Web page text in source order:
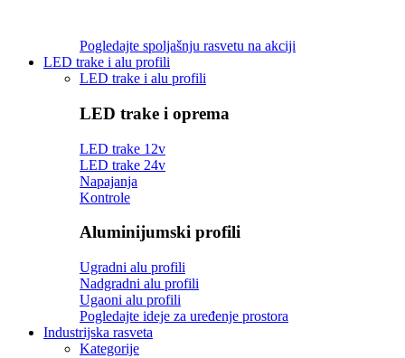
Pogledajte spoljašnju rasvetu na akciji
LED trake i alu profili
LED trake i alu profili
LED trake i oprema
LED trake 12v
LED trake 24v
Napajanja
Kontrole
Aluminijumski profili
Ugradni alu profili
Nadgradni alu profili
Ugaoni alu profili
Pogledajte ideje za uređenje prostora
Industrijska rasveta
Kategorije